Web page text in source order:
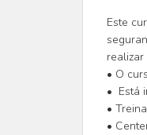
Este
realizar
• O
• Está
•
•